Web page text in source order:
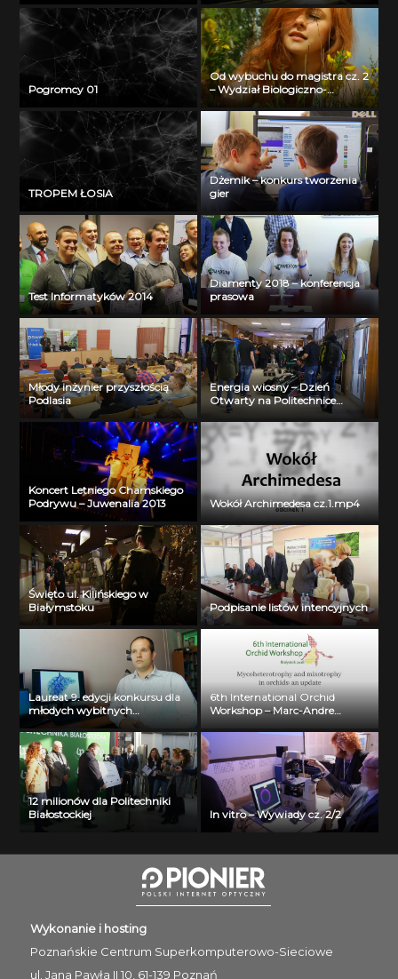
Pogromcy 01
Od wybuchu do magistra cz. 2
– Wydział Biologiczno-
Chemiczny Uniwersytetu w
Białymstoku
TROPEM ŁOSIA
Dżemik – konkurs tworzenia
gier
Test Informatyków 2014
Diamenty 2018 – konferencja
prasowa
Młody inżynier przyszłością
Podlasia
Energia wiosny – Dzień
Otwarty na Politechnice
Białostockiej
Koncert Letniego Chamskiego
Podrywu – Juwenalia 2013
Wokół Archimedesa cz.1.mp4
Święto ul. Kilińskiego w
Białymstoku
Podpisanie listów intencyjnych
Laureat 9. edycji konkursu dla
młodych wybitnych
naukowców- dr inż. Krzysztof
Jurczuk
6th International Orchid
Workshop – Marc-Andre
Selosse
12 milionów dla Politechniki
Białostockiej
In vitro – Wywiady cz. 2/2
Wykonanie i hosting
Poznańskie Centrum Superkomputerowo-Sieciowe
ul. Jana Pawła II 10, 61-139 Poznań